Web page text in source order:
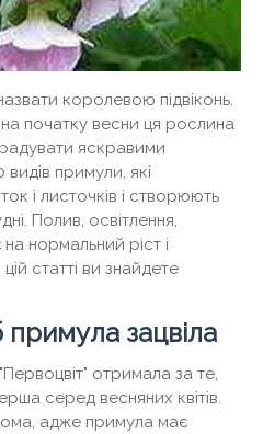
королевою підвіконь.
початку весни ця рослина
яскравими
примули, які
і листочків і створюють
Полив, освітлення,
нормальний ріст і
статті ви знайдете
зацвіла
отримала за те,
серед весняних квітів.
адже примула має